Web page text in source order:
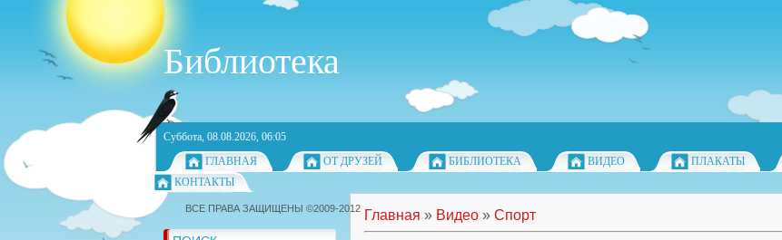
Библиотека
Суббота, 08.08.2026, 06:05
ГЛАВНАЯ
ОТ ДРУЗЕЙ БИБЛИОТЕКА ВИДЕО ПЛАКАТЫ
КОНТАКТЫ
Главная » Видео » Спорт
ВСЕ ПРАВА ЗАЩИЩЕНЫ ©2009-2012